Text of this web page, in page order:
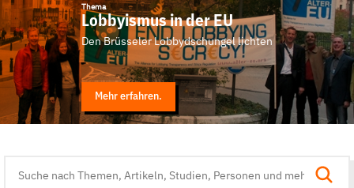
Thema
Lobbyismus in der EU
Den Brüsseler Lobbydschungel lichten
Mehr erfahren.